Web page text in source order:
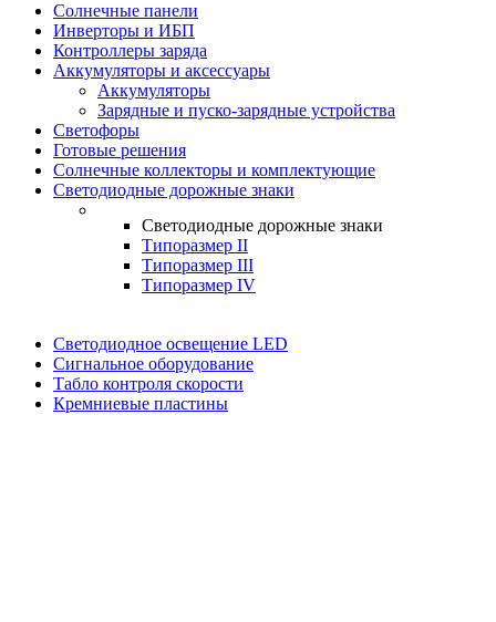
Солнечные панели
Инверторы и ИБП
Контроллеры заряда
Аккумуляторы и аксессуары
Аккумуляторы
Зарядные и пуско-зарядные устройства
Светофоры
Готовые решения
Солнечные коллекторы и комплектующие
Светодиодные дорожные знаки
Светодиодные дорожные знаки
Типоразмер II
Типоразмер III
Типоразмер IV
Светодиодное освещение LED
Сигнальное оборудование
Табло контроля скорости
Кремниевые пластины